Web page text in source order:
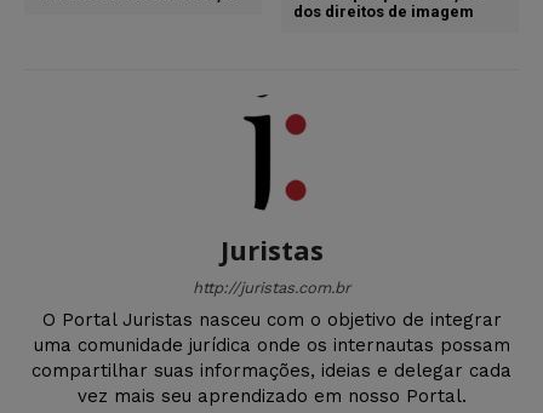
dos direitos de imagem
Juristas
http://juristas.com.br
O Portal Juristas nasceu com o objetivo de integrar
uma comunidade jurídica onde os internautas possam
compartilhar suas informações, ideias e delegar cada
vez mais seu aprendizado em nosso Portal.